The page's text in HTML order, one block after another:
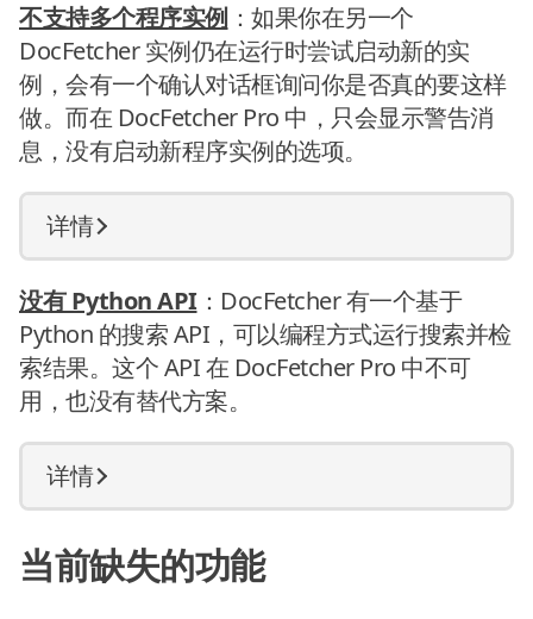
不支持多个程序实例：如果你在另一个
DocFetcher 实例仍在运行时尝试启动新的实
例，会有一个确认对话框询问你是否真的要这样
做。而在 DocFetcher Pro 中，只会显示警告消
息，没有启动新程序实例的选项。
详情
没有 Python API：DocFetcher 有一个基于
Python 的搜索 API，可以编程方式运行搜索并检
索结果。这个 API 在 DocFetcher Pro 中不可
用，也没有替代方案。
详情
当前缺失的功能